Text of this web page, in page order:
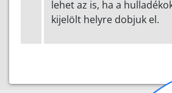
lehet az is, ha a
kijelölt helyre dobjuk el.